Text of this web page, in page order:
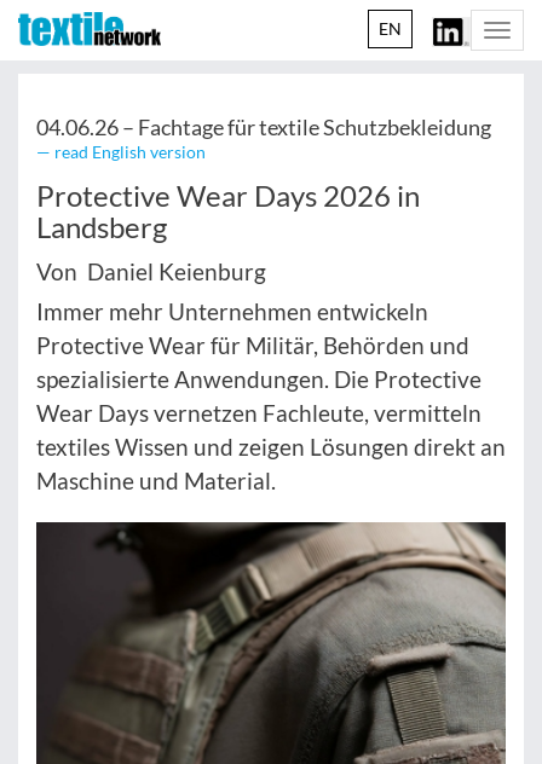
EN
04.06.26 – Fachtage für textile Schutzbekleidung
— read English version
Protective Wear Days 2026 in
Landsberg
Von Daniel Keienburg
Immer mehr Unternehmen entwickeln
Protective Wear für Militär, Behörden und
spezialisierte Anwendungen. Die Protective
Wear Days vernetzen Fachleute, vermitteln
textiles Wissen und zeigen Lösungen direkt an
Maschine und Material.